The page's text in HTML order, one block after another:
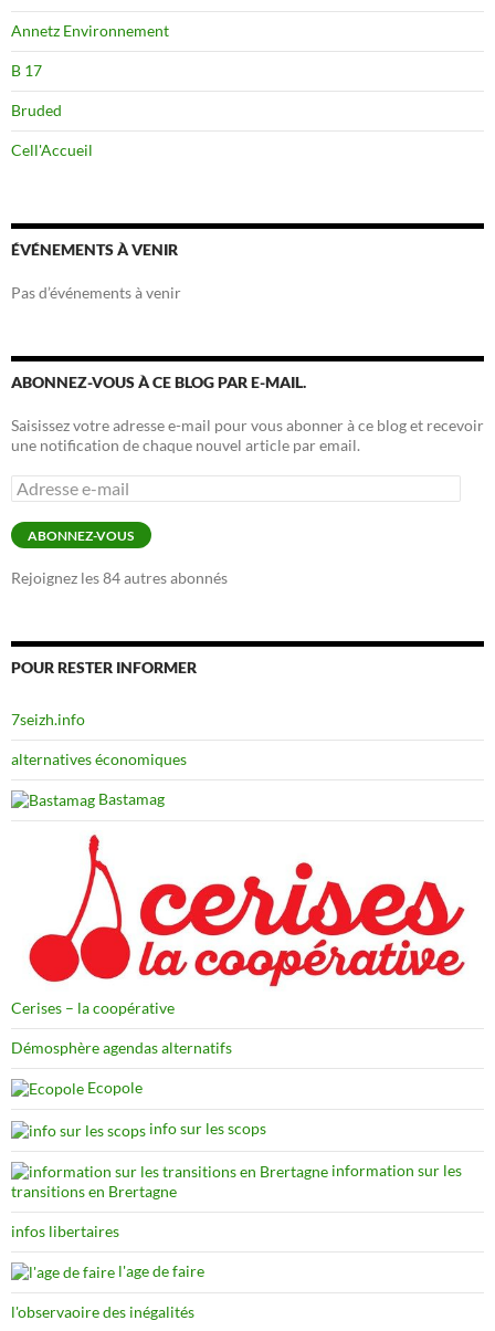
Annetz Environnement
B 17
Bruded
Cell'Accueil
ÉVÉNEMENTS À VENIR
Pas d’événements à venir
ABONNEZ-VOUS À CE BLOG PAR E-MAIL.
Saisissez votre adresse e-mail pour vous abonner à ce blog et recevoir
une notification de chaque nouvel article par email.
Adresse
e-
mail
ABONNEZ-VOUS
Rejoignez les 84 autres abonnés
POUR RESTER INFORMER
7seizh.info
alternatives économiques
Bastamag
Cerises – la coopérative
Démosphère agendas alternatifs
Ecopole
info sur les scops
information sur les
transitions en Brertagne
infos libertaires
l'age de faire
l'observaoire des inégalités